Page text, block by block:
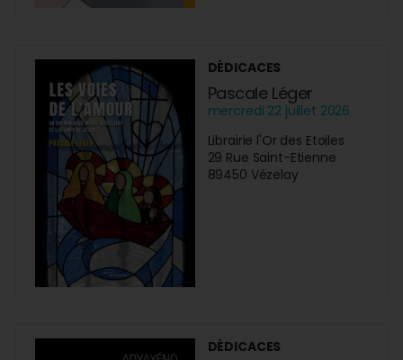
DÉDICACES
Pascale Léger
mercredi 22 juillet 2026
Librairie l'Or des Etoiles
29 Rue Saint-Etienne
89450 Vézelay
DÉDICACES